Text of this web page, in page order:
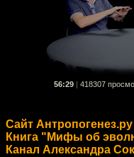
56:29 418307
Сайт Антропогенез.ру
Книга "Мифы об
Канал Александра